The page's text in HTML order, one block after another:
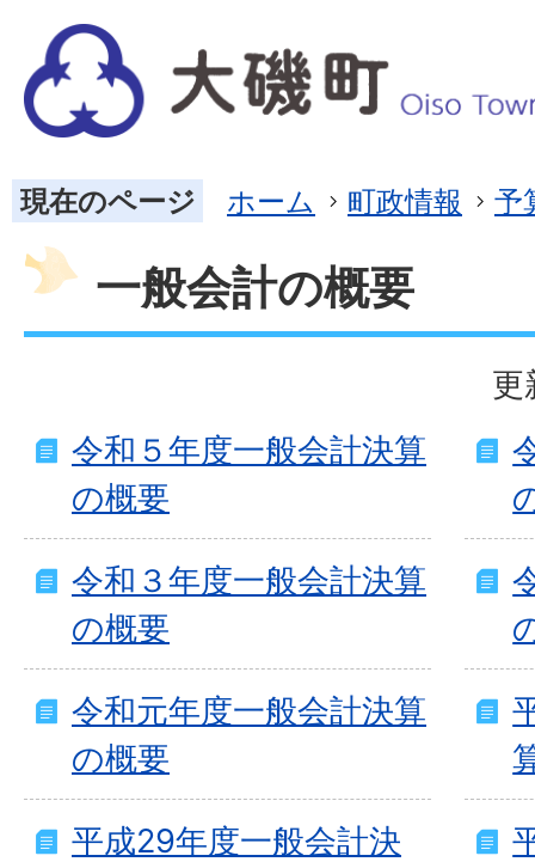
現在のページ ホーム 町政情報 予
一般会計の概要
更
令和５年度一般会計決算
の概要
令和３年度一般会計決算
の概要
令和元年度一般会計決算
の概要
平成29年度一般会計決